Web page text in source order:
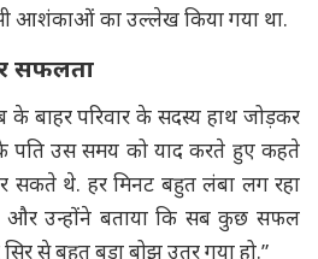
आशंकाओं का उल्लेख किया गया था.
सफलता
बाहर परिवार के सदस्य हाथ जोड़कर
के पति उस समय को याद करते हुए कहते
सकते थे. हर मिनट बहुत लंबा लग रहा
और उन्होंने बताया कि सब कुछ सफल
से बहुत बड़ा बोझ उतर गया हो.”